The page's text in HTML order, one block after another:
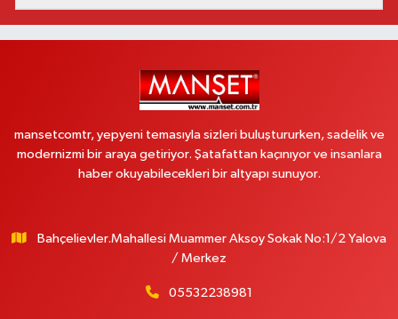
mansetcomtr, yepyeni temasıyla sizleri buluştururken, sadelik ve
modernizmi bir araya getiriyor. Şatafattan kaçınıyor ve insanlara
haber okuyabilecekleri bir altyapı sunuyor.
Bahçelievler.Mahallesi Muammer Aksoy Sokak No:1/2 Yalova
/ Merkez
05532238981